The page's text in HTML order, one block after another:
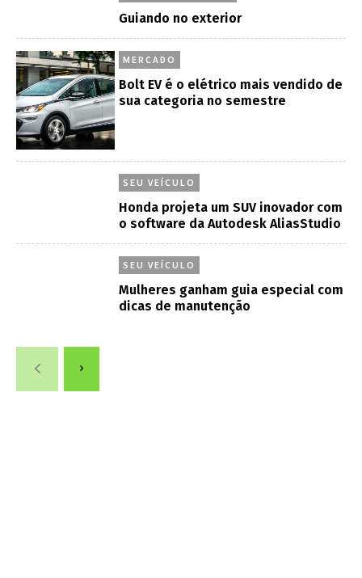
Guiando no exterior
MERCADO
Bolt EV é o elétrico mais vendido de
sua categoria no semestre
SEU VEÍCULO
Honda projeta um SUV inovador com
o software da Autodesk AliasStudio
SEU VEÍCULO
Mulheres ganham guia especial com
dicas de manutenção